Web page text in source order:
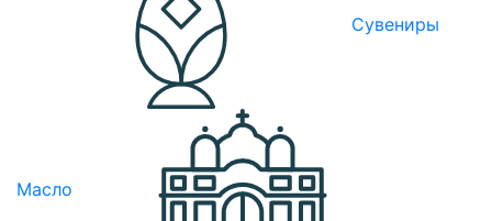
Сувениры
Масло